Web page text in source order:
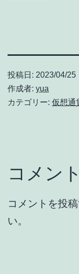
投稿日: 2023/04/25
作成者: yua
カテゴリー: 仮想通
コメン
コメントを投
い。